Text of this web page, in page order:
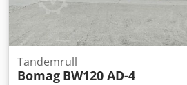
Tandemrull
Bomag BW120 AD-4